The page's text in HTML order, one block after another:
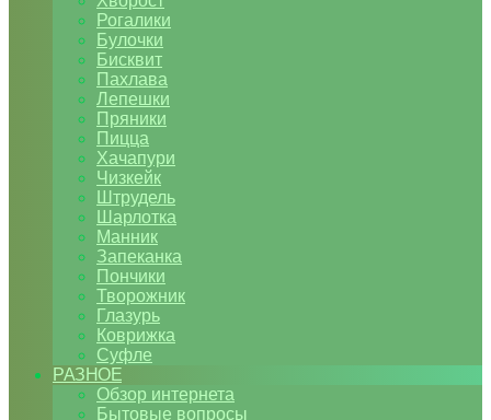
Рогалики
Булочки
Бисквит
Пахлава
Лепешки
Пряники
Пицца
Хачапури
Чизкейк
Штрудель
Шарлотка
Манник
Запеканка
Пончики
Творожник
Глазурь
Коврижка
Суфле
РАЗНОЕ
Обзор интернета
Бытовые вопросы